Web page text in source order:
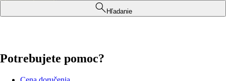
Hľadanie
Potrebujete pomoc?